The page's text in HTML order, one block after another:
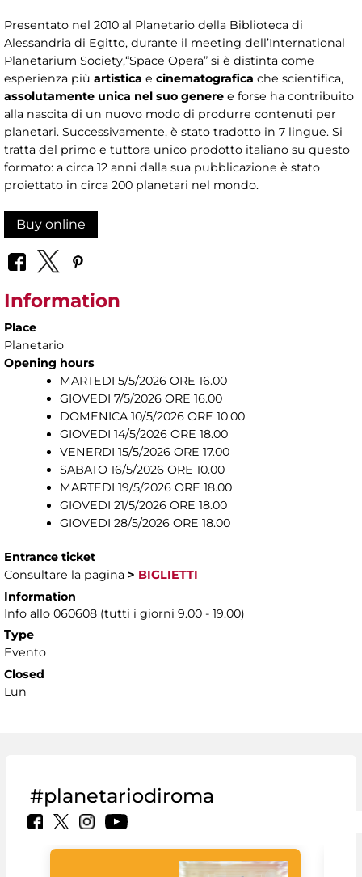
Presentato nel 2010 al Planetario della Biblioteca di
Alessandria di Egitto, durante il meeting dell’International
Planetarium Society,“Space Opera” si è distinta come
esperienza più artistica e cinematografica che scientifica,
assolutamente unica nel suo genere e forse ha contribuito
alla nascita di un nuovo modo di produrre contenuti per
planetari. Successivamente, è stato tradotto in 7 lingue. Si
tratta del primo e tuttora unico prodotto italiano su questo
formato: a circa 12 anni dalla sua pubblicazione è stato
proiettato in circa 200 planetari nel mondo.
Buy online
Information
Place
Planetario
Opening hours
MARTEDI 5/5/2026 ORE 16.00
GIOVEDI 7/5/2026 ORE 16.00
DOMENICA 10/5/2026 ORE 10.00
GIOVEDI 14/5/2026 ORE 18.00
VENERDI 15/5/2026 ORE 17.00
SABATO 16/5/2026 ORE 10.00
MARTEDI 19/5/2026 ORE 18.00
GIOVEDI 21/5/2026 ORE 18.00
GIOVEDI 28/5/2026 ORE 18.00
Entrance ticket
Consultare la pagina > BIGLIETTI
Information
Info allo 060608 (tutti i giorni 9.00 - 19.00)
Type
Evento
Closed
Lun
#planetariodiroma